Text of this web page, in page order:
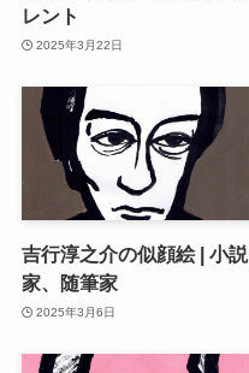
レント
2025年3月22日
吉行淳之介の似顔絵 | 小説
家、随筆家
2025年3月6日